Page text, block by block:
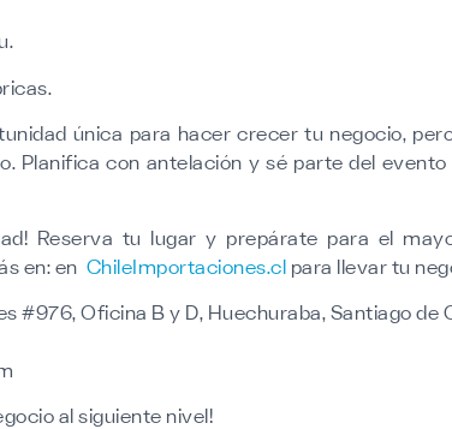
única para hacer crecer tu negocio,
Planifica con antelación y sé parte del
Reserva tu lugar y prepárate para el
en: en ChileImportaciones.cl para llevar tu
#976, Oficina B y D, Huechuraba, Santiago de
al siguiente nivel!